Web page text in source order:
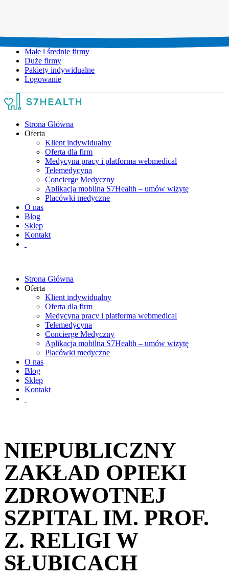
Małe i średnie firmy
Duże firmy
Pakiety indywidualne
Logowanie
Strona Główna
Oferta
Klient indywidualny
Oferta dla firm
Medycyna pracy i platforma webmedical
Telemedycyna
Concierge Medyczny
Aplikacja mobilna S7Health – umów wizytę
Placówki medyczne
O nas
Blog
Sklep
Kontakt
Strona Główna
Oferta
Klient indywidualny
Oferta dla firm
Medycyna pracy i platforma webmedical
Telemedycyna
Concierge Medyczny
Aplikacja mobilna S7Health – umów wizytę
Placówki medyczne
O nas
Blog
Sklep
Kontakt
NIEPUBLICZNY
ZAKŁAD OPIEKI
ZDROWOTNEJ
SZPITAL IM. PROF.
Z. RELIGI W
SŁUBICACH